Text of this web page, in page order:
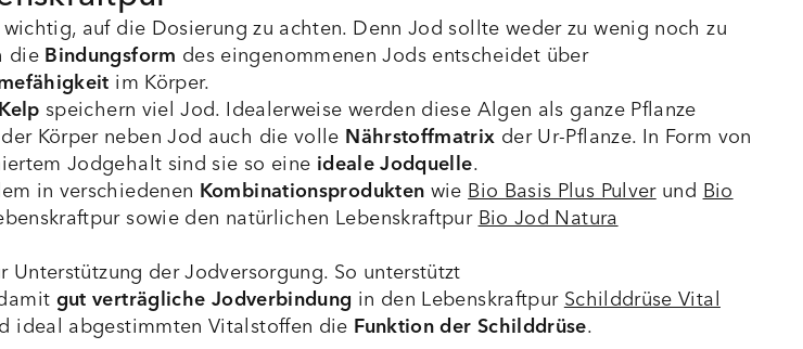
auf die Dosierung zu achten. Denn Jod sollte weder zu wenig noch zu
dieBindungsform des eingenommenen Jods entscheidet über
im Körper.
Kelp speichern viel Jod. Idealerweise werden diese Algen als ganze Pflanze
Körper neben Jod auch die volle Nährstoffmatrix der Ur-Pflanze. In Form von
Jodgehalt sind sie so eine ideale Jodquelle.
in verschiedenen KombinationsproduktenwieBio Basis Plus Pulverund Bio
sowie den natürlichen LebenskraftpurBio Jod Natura
Unterstützung der Jodversorgung. So unterstützt
gut verträgliche Jodverbindung in den LebenskraftpurSchilddrüse Vital
ideal abgestimmten Vitalstoffen die Funktion der Schilddrüse.